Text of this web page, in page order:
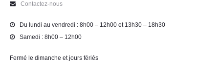
Contactez-nous
Du lundi au vendredi : 8h00 – 12h00 et 13h30 – 18h30
Samedi : 8h00 – 12h00
Fermé le dimanche et jours fériés